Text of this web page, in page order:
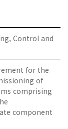
Control and
for the
of
comprising
component